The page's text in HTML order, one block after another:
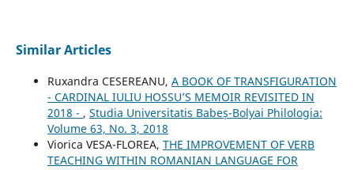
Similar Articles
Ruxandra CESEREANU, A BOOK OF TRANSFIGURATION
- CARDINAL IULIU HOSSU’S MEMOIR REVISITED IN
2018 - , Studia Universitatis Babeș-Bolyai Philologia:
Volume 63, No. 3, 2018
Viorica VESA-FLOREA, THE IMPROVEMENT OF VERB
TEACHING WITHIN ROMANIAN LANGUAGE FOR